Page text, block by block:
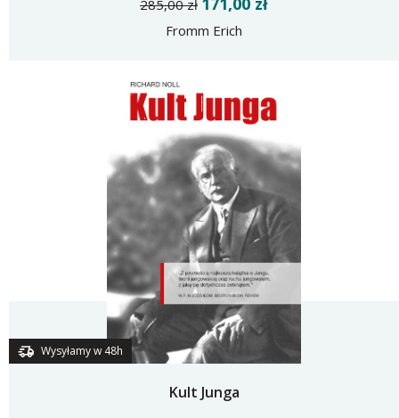
285,00 zł
Fromm Erich
Wysyłamy w 48h
Kult Junga